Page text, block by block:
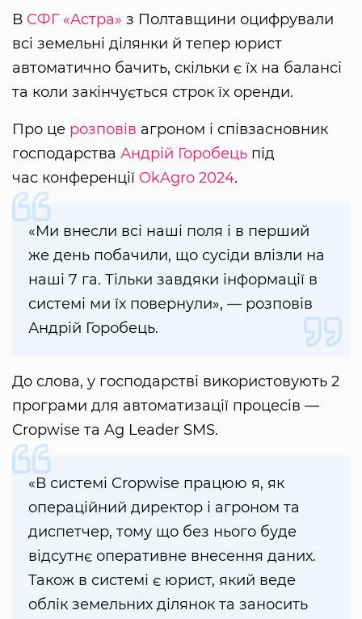
В СФГ «Астра» з Полтавщини оцифрували
всі земельні ділянки й тепер юрист
автоматично бачить, скільки є їх на балансі
та коли закінчується строк їх оренди.
Про це розповів агроном і співзасновник
господарства Андрій Горобець під
час конференції OkAgro 2024.
«Ми внесли всі наші поля і в перший
же день побачили, що сусіди влізли на
наші 7 га. Тільки завдяки інформації в
системі ми їх повернули», — розповів
Андрій Горобець.
До слова, у господарстві використовують 2
програми для автоматизації процесів —
Cropwise та Ag Leader SMS.
«В системі Cropwise працюю я, як
операційний директор і агроном та
диспетчер, тому що без нього буде
відсутнє оперативне внесення даних.
Також в системі є юрист, який веде
облік земельних ділянок та заносить